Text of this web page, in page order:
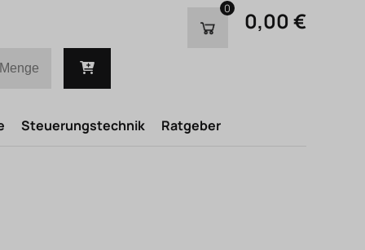
0 0,00 €
Steuerungstechnik Ratgeber